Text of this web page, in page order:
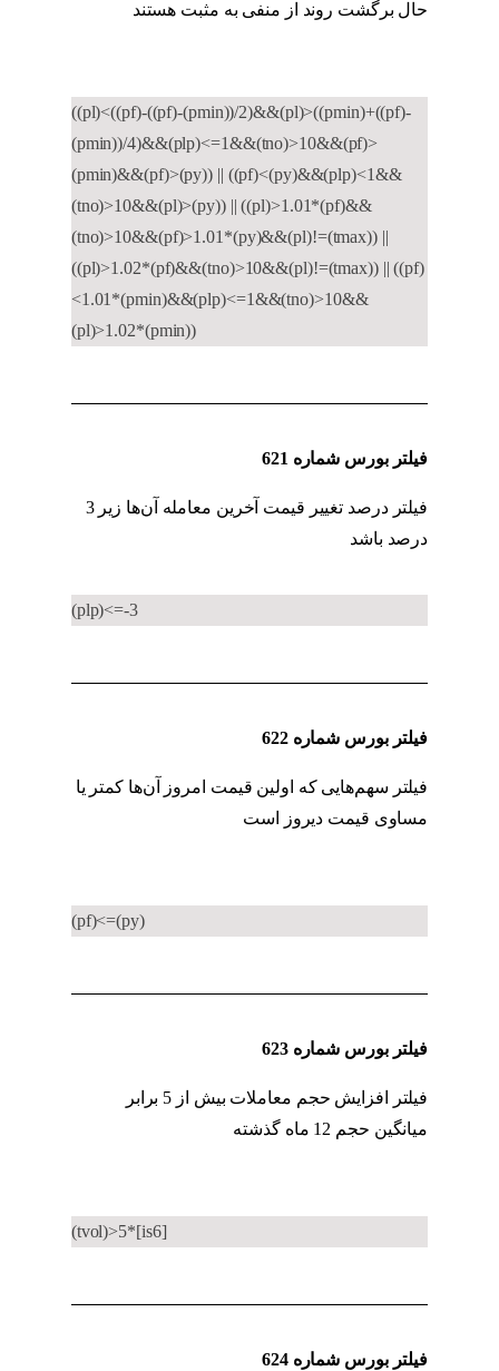
حال برگشت روند از منفی به مثبت هستند
((pl)<((pf)-((pf)-(pmin))/2)&&(pl)>((pmin)+((pf)-
(pmin))/4)&&(plp)<=1&&(tno)>10&&(pf)>
(pmin)&&(pf)>(py)) || ((pf)<(py)&&(plp)<1&&
(tno)>10&&(pl)>(py)) || ((pl)>1.01*(pf)&&
(tno)>10&&(pf)>1.01*(py)&&(pl)!=(tmax)) ||
((pl)>1.02*(pf)&&(tno)>10&&(pl)!=(tmax)) || ((pf)
<1.01*(pmin)&&(plp)<=1&&(tno)>10&&
(pl)>1.02*(pmin))
فیلتر بورس شماره 621
فیلتر درصد تغییر قیمت آخرین معامله آن‌ها زیر 3
درصد باشد
(plp)<=-3
فیلتر بورس شماره 622
فیلتر سهم‌هایی که اولین قیمت امروز آن‌ها کمتر یا
مساوی قیمت دیروز است
(pf)<=(py)
فیلتر بورس شماره 623
فیلتر افزایش حجم معاملات بیش از 5 برابر
میانگین حجم 12 ماه گذشته
(tvol)>5*[is6]
فیلتر بورس شماره 624